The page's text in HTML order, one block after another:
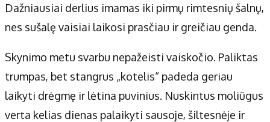
Dažniausiai derlius imamas iki pirmų rimtesnių šalnų,
nes sušalę vaisiai laikosi prasčiau ir greičiau genda.
Skynimo metu svarbu nepažeisti vaiskočio. Paliktas
trumpas, bet stangrus „kotelis“ padeda geriau
laikyti drėgmę ir lėtina puvinius. Nuskintus moliūgus
verta kelias dienas palaikyti sausoje, šiltesnėje ir